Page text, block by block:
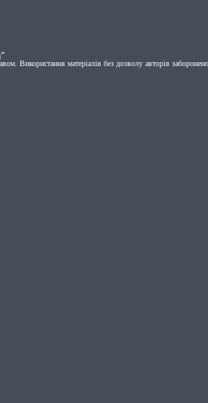
"
Використання матеріалів без дозволу авторів